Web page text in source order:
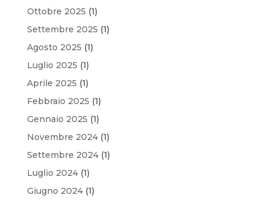
Ottobre 2025 (1)
Settembre 2025 (1)
Agosto 2025 (1)
Luglio 2025 (1)
Aprile 2025 (1)
Febbraio 2025 (1)
Gennaio 2025 (1)
Novembre 2024(1)
Settembre 2024(1)
Luglio 2024(1)
Giugno 2024(1)